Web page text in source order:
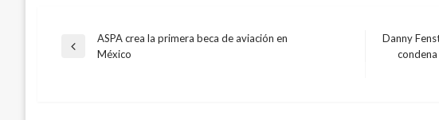
Navegación
Entrada
ASPA crea la primera beca de aviación en
México
Entrada
Danny